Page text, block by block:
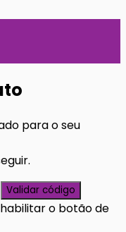
para o seu
Validar código
o botão de